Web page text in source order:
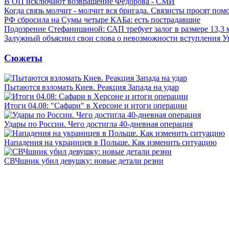
Когда связь молчит - молчит вся бригада. Связисты просят
РФ сбросила на Сумы четыре КАБа: есть пострадавшие
Подозрение Стефанишиной: САП требует залог в размере 13,3
Залужный объяснил свои слова о невозможности
Сюжеты
Пытаются взломать Киев. Реакция Запада на удар
Итоги 04.08: "Сафари" в Херсоне и итоги операции
Удары по России. Чего достигла 40-дневная операция
Нападения на украинцев в Польше. Как изменить ситуацию
СВЧшник убил девушку: новые детали резни